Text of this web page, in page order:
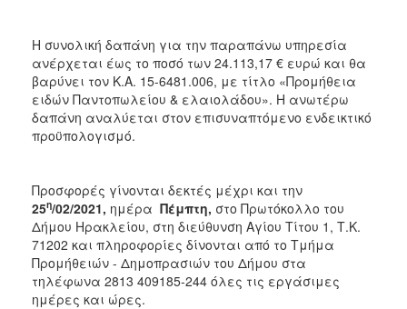
Η συνολική δαπάνη για την παραπάνω υπηρεσία
ανέρχεται έως το ποσό των 24.113,17 € ευρώ και θα
βαρύνει τον Κ.Α. 15-6481.006, με τίτλο «Προμήθεια
ειδών Παντοπωλείου & ελαιολάδου». Η ανωτέρω
δαπάνη αναλύεται στον επισυναπτόμενο ενδεικτικό
προϋπολογισμό.
Προσφορές γίνονται δεκτές μέχρι και την
25η/02/2021, ημέρα Πέμπτη, στο Πρωτόκολλο του
Δήμου Ηρακλείου, στη διεύθυνση Αγίου Τίτου 1, Τ.Κ.
71202 και πληροφορίες δίνονται από το Τμήμα
Προμήθειών - Δημοπρασιών του Δήμου στα
τηλέφωνα 2813 409185-244 όλες τις εργάσιμες
ημέρες και ώρες.